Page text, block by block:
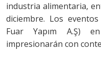
industria alimentaria,
diciembre. Los
Fuar Yapım A.Ş)
impresionarán con